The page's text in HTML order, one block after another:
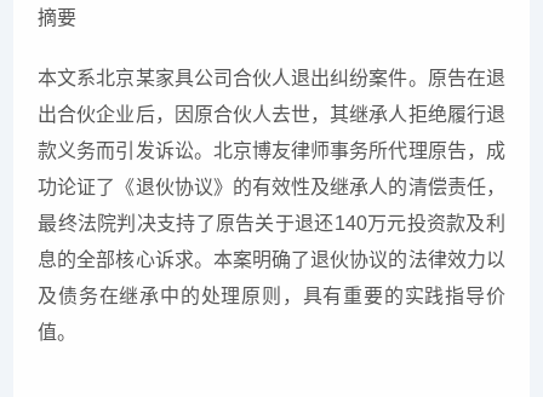
摘要
本文系北京某家具公司合伙人退出纠纷案件。原告在退
出合伙企业后，因原合伙人去世，其继承人拒绝履行退
款义务而引发诉讼。北京博友律师事务所代理原告，成
功论证了《退伙协议》的有效性及继承人的清偿责任，
最终法院判决支持了原告关于退还140万元投资款及利
息的全部核心诉求。本案明确了退伙协议的法律效力以
及债务在继承中的处理原则，具有重要的实践指导价
值。